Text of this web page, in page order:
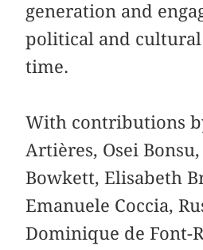
generation and
political and cultural
time.
With contributions
Artières, Osei
Bowkett, Elisabeth
Emanuele Coccia,
­Dominique de Font-­